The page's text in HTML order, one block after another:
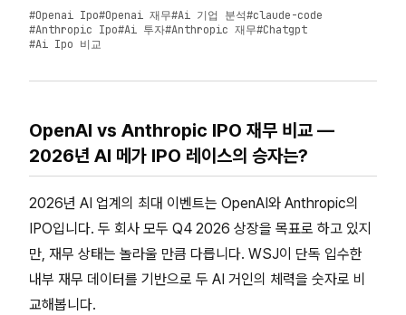
#Openai Ipo#Openai 재무#Ai 기업 분석#claude-code
#Anthropic Ipo#Ai 투자#Anthropic 재무#Chatgpt
#Ai Ipo 비교
OpenAI vs Anthropic IPO 재무 비교 —
2026년 AI 메가 IPO 레이스의 승자는?
2026년 AI 업계의 최대 이벤트는 OpenAI와 Anthropic의
IPO입니다. 두 회사 모두 Q4 2026 상장을 목표로 하고 있지
만, 재무 상태는 놀라울 만큼 다릅니다. WSJ이 단독 입수한
내부 재무 데이터를 기반으로 두 AI 거인의 체력을 숫자로 비
교해봅니다.